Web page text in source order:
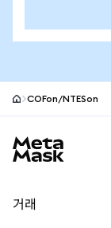
COFon/NTESon
거래